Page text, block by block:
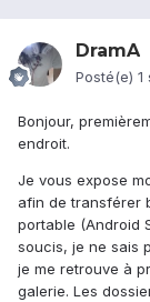
DramA
Posté(e) 1
Bonjour,
endroit.
Je vous expose
afin de transférer
portable (Android
soucis, je ne sais
je me retrouve à
galerie. Les